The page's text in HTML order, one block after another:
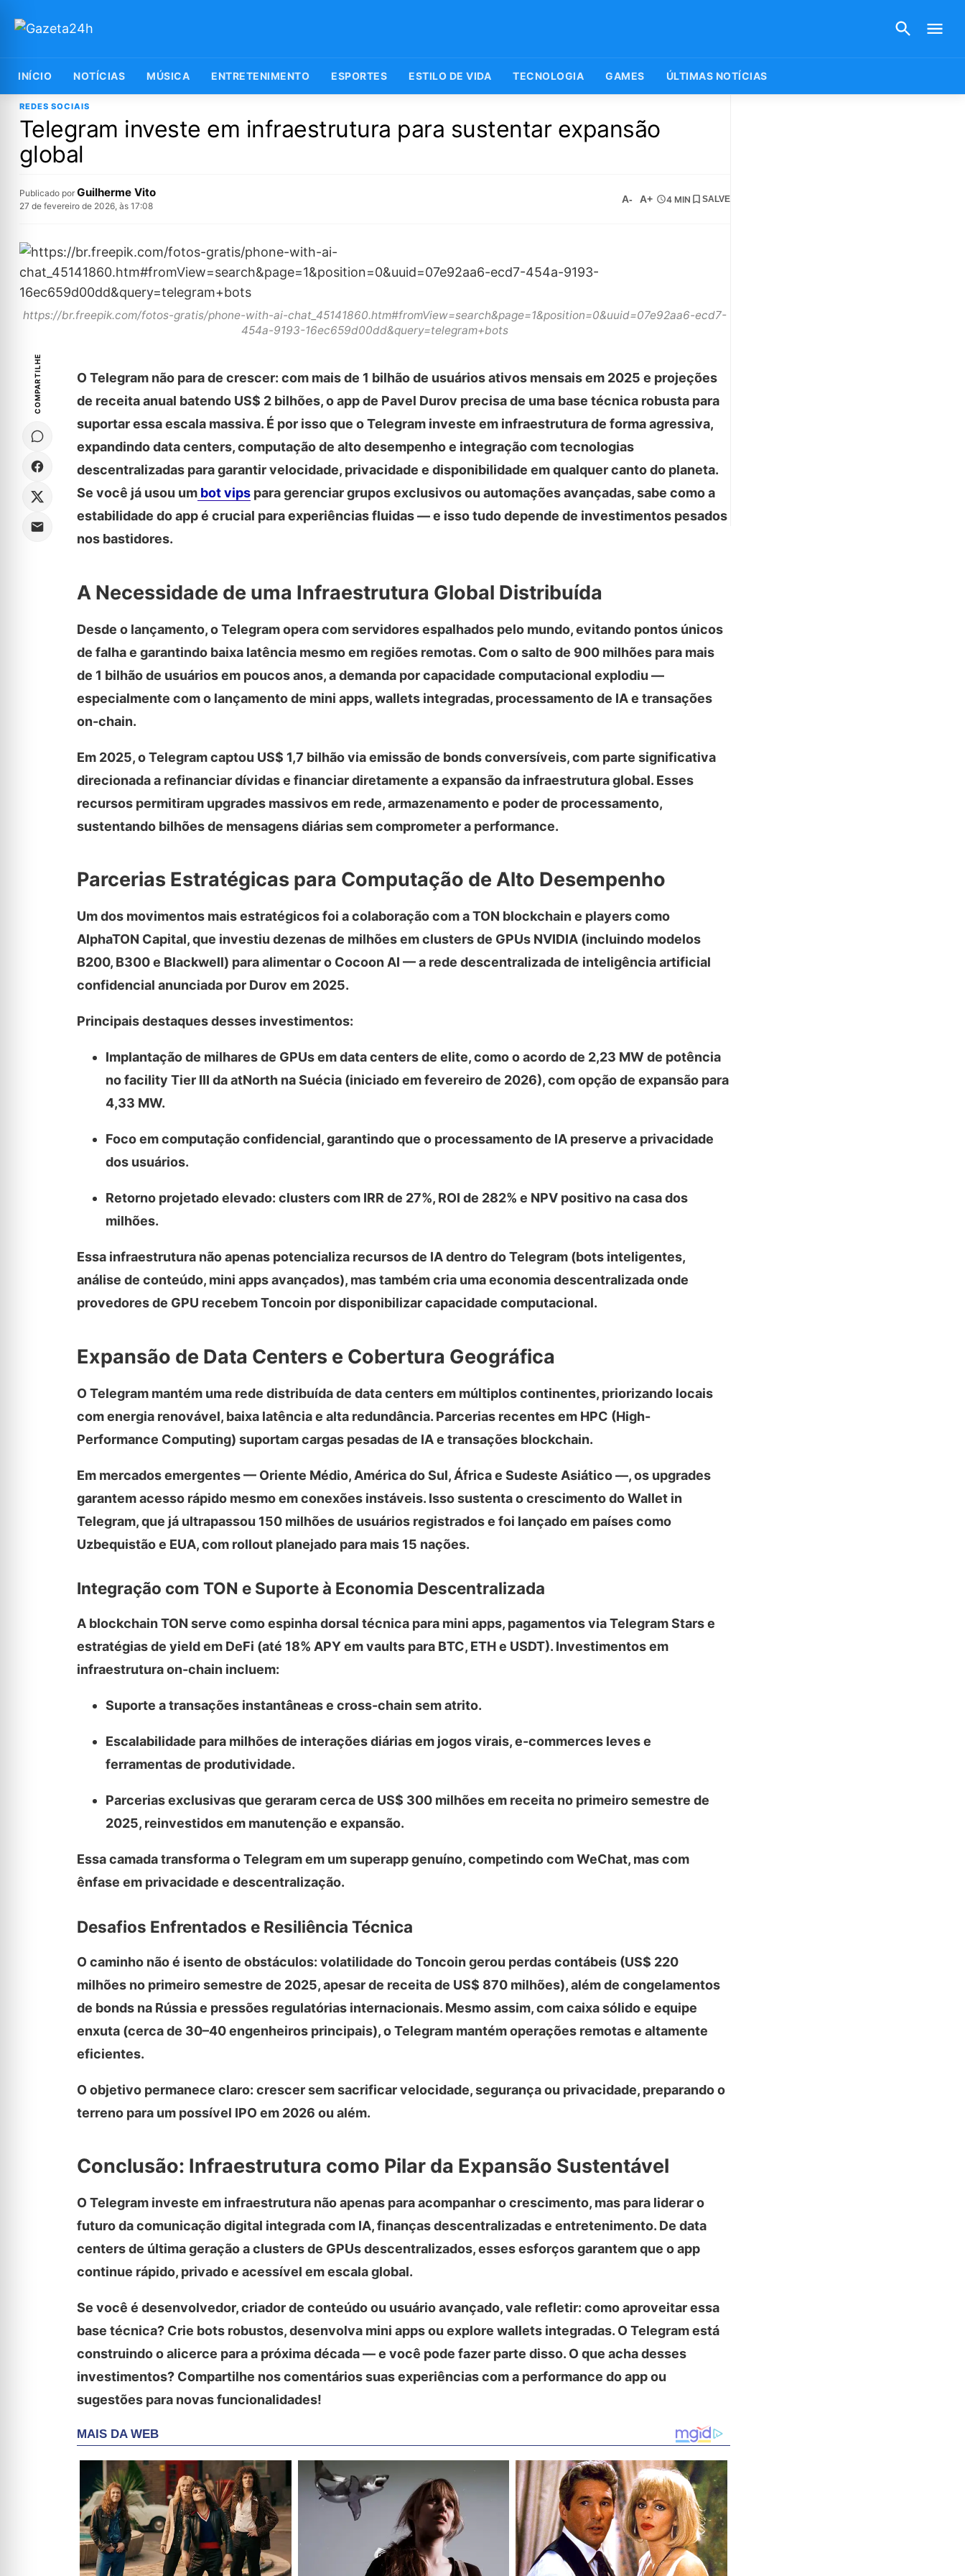
INÍCIO NOTÍCIAS MÚSICA ENTRETENIMENTO ESPORTES ESTILO DE VIDA TECNOLOGIA GAMES ÚLTIMAS NOTÍCIAS
REDES SOCIAIS
Telegram investe em infraestrutura para sustentar expansão
global
Publicado por Guilherme Vito
27 de fevereiro de 2026, às 17:08
A- A+ 4 MIN SALVE
https://br.freepik.com/fotos-gratis/phone-with-ai-chat_45141860.htm#fromView=search&page=1&position=0&uuid=07e92aa6-ecd7-
454a-9193-16ec659d00dd&query=telegram+bots
COMPARTILHE
O Telegram não para de crescer: com mais de 1 bilhão de usuários ativos mensais em 2025 e projeções
de receita anual batendo US$ 2 bilhões, o app de Pavel Durov precisa de uma base técnica robusta para
suportar essa escala massiva. É por isso que o Telegram investe em infraestrutura de forma agressiva,
expandindo data centers, computação de alto desempenho e integração com tecnologias
descentralizadas para garantir velocidade, privacidade e disponibilidade em qualquer canto do planeta.
Se você já usou umbot vipspara gerenciar grupos exclusivos ou automações avançadas, sabe como a
estabilidade do app é crucial para experiências fluidas — e isso tudo depende de investimentos pesados
nos bastidores.
A Necessidade de uma Infraestrutura Global Distribuída
Desde o lançamento, o Telegram opera com servidores espalhados pelo mundo, evitando pontos únicos
de falha e garantindo baixa latência mesmo em regiões remotas. Com o salto de 900 milhões para mais
de 1 bilhão de usuários em poucos anos, a demanda por capacidade computacional explodiu —
especialmente com o lançamento de mini apps, wallets integradas, processamento de IA e transações
on-chain.
Em 2025, o Telegram captou US$ 1,7 bilhão via emissão de bonds conversíveis, com parte significativa
direcionada a refinanciar dívidas e financiar diretamente a expansão da infraestrutura global. Esses
recursos permitiram upgrades massivos em rede, armazenamento e poder de processamento,
sustentando bilhões de mensagens diárias sem comprometer a performance.
Parcerias Estratégicas para Computação de Alto Desempenho
Um dos movimentos mais estratégicos foi a colaboração com a TON blockchain e players como
AlphaTON Capital, que investiu dezenas de milhões em clusters de GPUs NVIDIA (incluindo modelos
B200, B300 e Blackwell) para alimentar o Cocoon AI — a rede descentralizada de inteligência artificial
confidencial anunciada por Durov em 2025.
Principais destaques desses investimentos:
Implantação de milhares de GPUs em data centers de elite, como o acordo de 2,23 MW de potência
no facility Tier III da atNorth na Suécia (iniciado em fevereiro de 2026), com opção de expansão para
4,33 MW.
Foco em computação confidencial, garantindo que o processamento de IA preserve a privacidade
dos usuários.
Retorno projetado elevado: clusters com IRR de 27%, ROI de 282% e NPV positivo na casa dos
milhões.
Essa infraestrutura não apenas potencializa recursos de IA dentro do Telegram (bots inteligentes,
análise de conteúdo, mini apps avançados), mas também cria uma economia descentralizada onde
provedores de GPU recebem Toncoin por disponibilizar capacidade computacional.
Expansão de Data Centers e Cobertura Geográfica
O Telegram mantém uma rede distribuída de data centers em múltiplos continentes, priorizando locais
com energia renovável, baixa latência e alta redundância. Parcerias recentes em HPC (High-
Performance Computing) suportam cargas pesadas de IA e transações blockchain.
Em mercados emergentes — Oriente Médio, América do Sul, África e Sudeste Asiático —, os upgrades
garantem acesso rápido mesmo em conexões instáveis. Isso sustenta o crescimento do Wallet in
Telegram, que já ultrapassou 150 milhões de usuários registrados e foi lançado em países como
Uzbequistão e EUA, com rollout planejado para mais 15 nações.
Integração com TON e Suporte à Economia Descentralizada
A blockchain TON serve como espinha dorsal técnica para mini apps, pagamentos via Telegram Stars e
estratégias de yield em DeFi (até 18% APY em vaults para BTC, ETH e USDT). Investimentos em
infraestrutura on-chain incluem:
Suporte a transações instantâneas e cross-chain sem atrito.
Escalabilidade para milhões de interações diárias em jogos virais, e-commerces leves e
ferramentas de produtividade.
Parcerias exclusivas que geraram cerca de US$ 300 milhões em receita no primeiro semestre de
2025, reinvestidos em manutenção e expansão.
Essa camada transforma o Telegram em um superapp genuíno, competindo com WeChat, mas com
ênfase em privacidade e descentralização.
Desafios Enfrentados e Resiliência Técnica
O caminho não é isento de obstáculos: volatilidade do Toncoin gerou perdas contábeis (US$ 220
milhões no primeiro semestre de 2025, apesar de receita de US$ 870 milhões), além de congelamentos
de bonds na Rússia e pressões regulatórias internacionais. Mesmo assim, com caixa sólido e equipe
enxuta (cerca de 30–40 engenheiros principais), o Telegram mantém operações remotas e altamente
eficientes.
O objetivo permanece claro: crescer sem sacrificar velocidade, segurança ou privacidade, preparando o
terreno para um possível IPO em 2026 ou além.
Conclusão: Infraestrutura como Pilar da Expansão Sustentável
O Telegram investe em infraestrutura não apenas para acompanhar o crescimento, mas para liderar o
futuro da comunicação digital integrada com IA, finanças descentralizadas e entretenimento. De data
centers de última geração a clusters de GPUs descentralizados, esses esforços garantem que o app
continue rápido, privado e acessível em escala global.
Se você é desenvolvedor, criador de conteúdo ou usuário avançado, vale refletir: como aproveitar essa
base técnica? Crie bots robustos, desenvolva mini apps ou explore wallets integradas. O Telegram está
construindo o alicerce para a próxima década — e você pode fazer parte disso. O que acha desses
investimentos? Compartilhe nos comentários suas experiências com a performance do app ou
sugestões para novas funcionalidades!